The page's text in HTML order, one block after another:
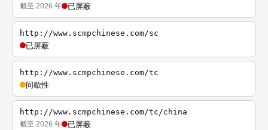
截至 2026 年 已屏蔽
http://www.scmpchinese.com/sc
已屏蔽
http://www.scmpchinese.com/tc
间歇性
http://www.scmpchinese.com/tc/china
截至 2026 年 已屏蔽